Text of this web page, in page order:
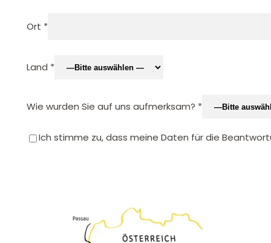
Ort *
Land *
Wie wurden Sie auf uns aufmerksam? *
Ich stimme zu, dass meine Daten für die